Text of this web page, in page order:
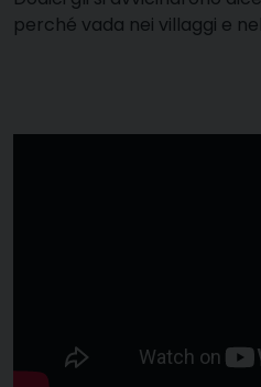
perché vada nei villaggi e